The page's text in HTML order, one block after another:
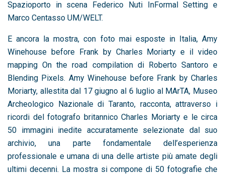
Spazioporto in scena Federico Nuti InFormal Setting e
Marco Centasso UM/WELT.
E ancora la mostra, con foto mai esposte in Italia, Amy
Winehouse before Frank by Charles Moriarty e il video
mapping On the road compilation di Roberto Santoro e
Blending Pixels. Amy Winehouse before Frank by Charles
Moriarty, allestita dal 17 giugno al 6 luglio al MArTA, Museo
Archeologico Nazionale di Taranto, racconta, attraverso i
ricordi del fotografo britannico Charles Moriarty e le circa
50 immagini inedite accuratamente selezionate dal suo
archivio, una parte fondamentale dell’esperienza
professionale e umana di una delle artiste più amate degli
ultimi decenni. La mostra si compone di 50 fotografie che